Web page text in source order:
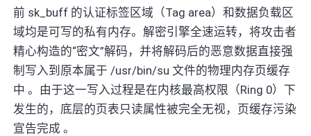
前 sk_buff 的认证标签区域（Tag area）和数据负载区
域均是可写的私有内存。解密引擎全速运转，将攻击者
精心构造的“密文”解码，并将解码后的恶意数据直接强
制写入到原本属于 /usr/bin/su 文件的物理内存页缓存
中 。由于这一写入过程是在内核最高权限（Ring 0）下
发生的，底层的页表只读属性被完全无视，页缓存污染
宣告完成 。